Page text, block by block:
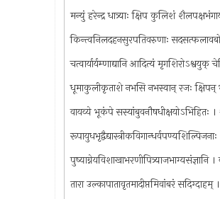
मन्युं हरेन्द्र धात्र्याः क्षिप कुलिशं
किन्त्वनिलदहनसुरपतिवरुणाः
चत्वार्यार्यम्णाद्यानि आदित्यं
धूमाकुलीकृताशे नभसि नभस्वान् रजः क्षिपन्
वायव्ये भूकंपे सस्यांबुवनौषधीक्षयोऽभिहितः
तारा उल्कापातावृतमादीप्तमिवांबरं